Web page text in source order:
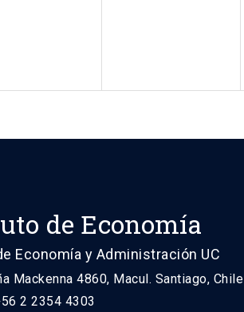
de Economía
Economía y Administración UC
Mackenna 4860, Macul. Santiago, Chile
2 2354 4303